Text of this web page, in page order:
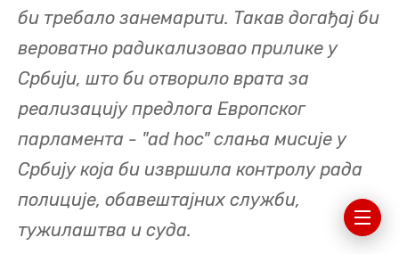
би требало занемарити. Такав догађај би
вероватно радикализовао прилике у
Србији, што би отворило врата за
реализацију предлога Европског
парламента - "ad hoc" слања мисије у
Србију која би извршила контролу рада
полиције, обавештајних служби,
тужилаштва и суда.